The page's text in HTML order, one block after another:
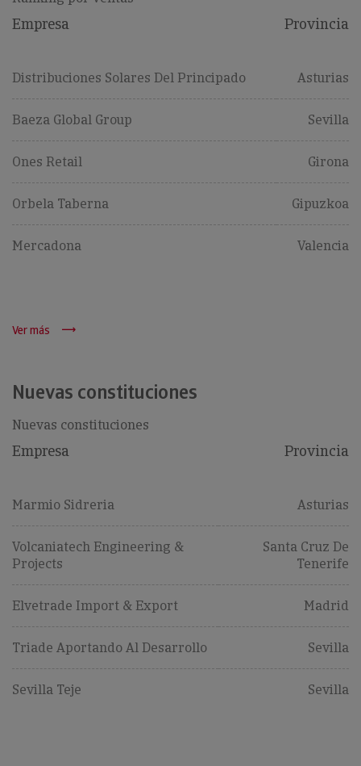
Empresa Provincia
Distribuciones Solares Del Principado Asturias
Baeza Global Group Sevilla
Ones Retail Girona
Orbela Taberna Gipuzkoa
Mercadona Valencia
Ver más
Nuevas constituciones
Nuevas constituciones
Empresa Provincia
Marmio Sidreria Asturias
Volcaniatech Engineering &
Projects
Santa Cruz De
Tenerife
Elvetrade Import & Export Madrid
Triade Aportando Al Desarrollo Sevilla
Sevilla Teje Sevilla